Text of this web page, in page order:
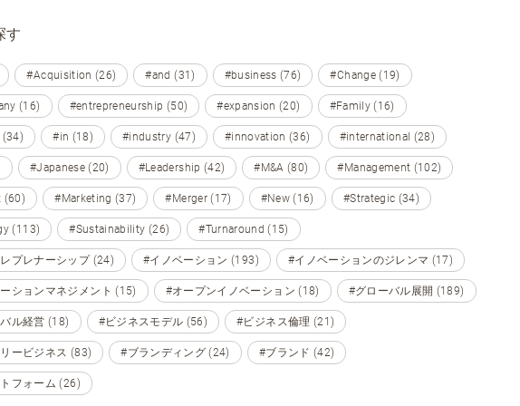
す
#Acquisition (26) #and (31) #business (76) #Change (19)
(16) #entrepreneurship (50) #expansion (20) #Family (16)
(34) #in (18) #industry (47) #innovation (36) #international (28)
#Japanese (20) #Leadership (42) #M&A (80) #Management (102)
(60) #Marketing (37) #Merger (17) #New (16) #Strategic (34)
(113) #Sustainability (26) #Turnaround (15)
プレナーシップ (24) #イノベーション (193) #イノベーションのジレンマ (17)
ションマネジメント (15) #オープンイノベーション (18) #グローバル展開 (189)
ル経営 (18) #ビジネスモデル (56) #ビジネス倫理 (21)
ービジネス (83) #ブランディング (24) #ブランド (42)
フォーム (26)